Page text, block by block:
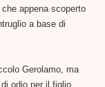
appena scoperto
a base di
Gerolamo, ma
odio per il figlio.